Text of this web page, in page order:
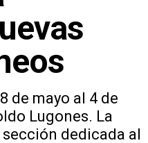
de mayo al 4 de
Lugones. La
dedicada al